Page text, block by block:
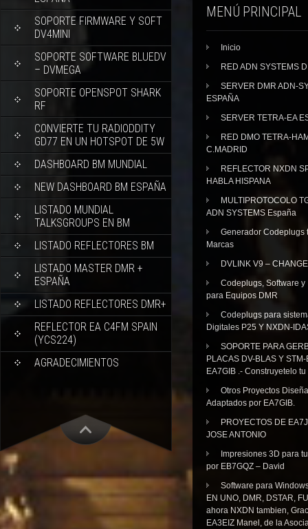
SOPORTE FIRMWARE Y SOFT
DV4MINI
SOPORTE SOFTWARE BLUEDV
– DVMEGA
SOPORTE OPENSPOT SHARK
RF
CONVIERTE TU RADIODDITY
GD77 EN UN HOTSPOT DE 5W
DASHBOARD BM MUNDIAL
NEW DASHBOARD BM ESPAÑA
LISTADO MUNDIAL
TALKSGROUPS EN BM
LISTADO REFLECTORES BM
LISTADO MASTER DMR +
ESPAÑA
LISTADO REFLECTORES DMR+
REFLECTOR EA C4FM SPAIN
(YCS224)
AGRADECIMIENTOS
MENÚ PRINCIPAL
Inicio
RED ADN SYSTEMS
SERVER DMR ADN-
ESPAÑA
SERVER TETRA-EA
RED DMO TETRA-
C.MADRID
REFLECTOR NXDN
HABLA HISPANA
MULTIPROTOCOLO
ADN SYSTEMS España
Generador Codeplugs
Marcas
DVLINK V9 –
Codeplugs, Software y
para Equipos DMR
Codeplugs para
Digitales P25 Y NXDN-
SOPORTE PARA
PLACAS DV-BLAS Y
EA7GIB .- Construyetelo
Otros Proyectos
Adaptados por EA7GIB.
PROYECTOS DE
JOSE ANTONIO
Impresiones 3D para
por EB7GQZ – David
Software para
EN UNO, DMR, DSTAR,
ahora NXDN tambien,
EA3EIZ Manel, de la